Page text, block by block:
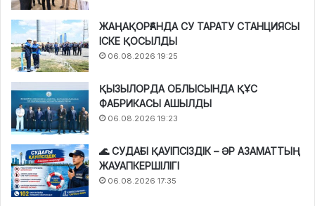
ЖАҢАҚОРҒАНДА СУ ТАРАТУ СТАНЦИЯСЫ
ІСКЕ ҚОСЫЛДЫ
06.08.2026 19:25
ҚЫЗЫЛОРДА ОБЛЫСЫНДА ҚҰС
ФАБРИКАСЫ АШЫЛДЫ
06.08.2026 19:23
🌊 СУДАҒЫ ҚАУІПСІЗДІК – ӘР АЗАМАТТЫҢ
ЖАУАПКЕРШІЛІГІ
06.08.2026 17:35